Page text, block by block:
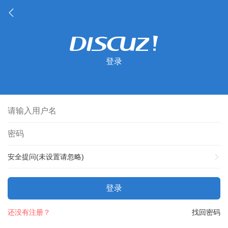
登录
安全提问(未设置请忽略)
登录
找回密码
还没有注册？